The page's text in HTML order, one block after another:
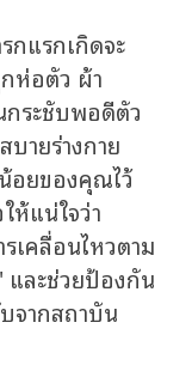
กแรกเกิดจะ
ห่อตัว ผ้า
ระชับพอดีตัว
ายร่างกาย
อยของคุณไว้
ห้แน่ใจว่า
เคลื่อนไหวตาม
และช่วยป้องกัน
จากสถาบัน